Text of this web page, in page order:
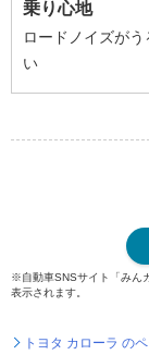
乗り心地
ロードノイズが
い
※自動車SNSサイト「みん
表示されます。
トヨタ カローラ の